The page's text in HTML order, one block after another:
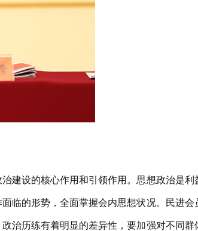
设的核心作用和引领作用。思想政治是利
临的形势，全面掌握会内思想状况。民进会
治历练有着明显的差异性，要加强对不同群